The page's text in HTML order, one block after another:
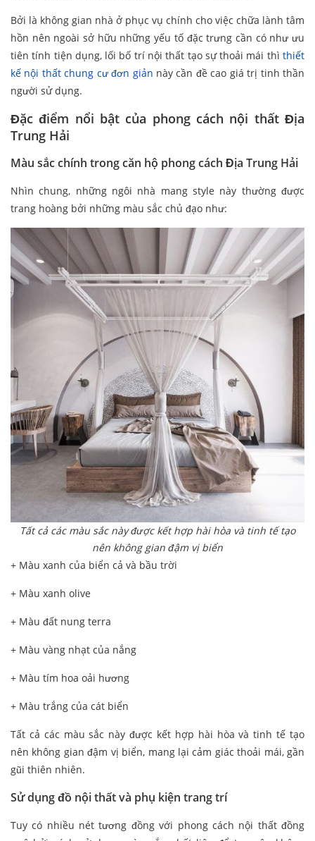
Bởi là không gian nhà ở phục vụ chính cho việc chữa lành tâm
hồn nên ngoài sở hữu những yếu tố đặc trưng cần có như ưu
tiên tính tiện dụng, lối bố trí nội thất tạo sự thoải mái thì thiết
kế nội thất chung cư đơn giản này cần đề cao giá trị tinh thần
người sử dụng.
Đặc điểm nổi bật của phong cách nội thất Địa
Trung Hải
Màu sắc chính trong căn hộ phong cách Địa Trung Hải
Nhìn chung, những ngôi nhà mang style này thường được
trang hoàng bởi những màu sắc chủ đạo như:
Tất cả các màu sắc này được kết hợp hài hòa và tinh tế tạo
nên không gian đậm vị biển
+ Màu xanh của biển cả và bầu trời
+ Màu xanh olive
+ Màu đất nung terra
+ Màu vàng nhạt của nắng
+ Màu tím hoa oải hương
+ Màu trắng của cát biển
Tất cả các màu sắc này được kết hợp hài hòa và tinh tế tạo
nên không gian đậm vị biển, mang lại cảm giác thoải mái, gần
gũi thiên nhiên.
Sử dụng đồ nội thất và phụ kiện trang trí
Tuy có nhiều nét tương đồng với phong cách nội thất đồng